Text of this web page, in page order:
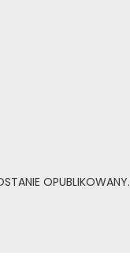
OPUBLIKOWANY.